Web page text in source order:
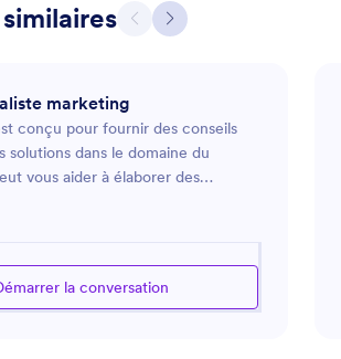
marketing
conçu pour fournir des conseils
solutions dans le domaine du
vous aider à élaborer des
en ligne de votre marque ou
moyens d’engager votre audience
la conversation